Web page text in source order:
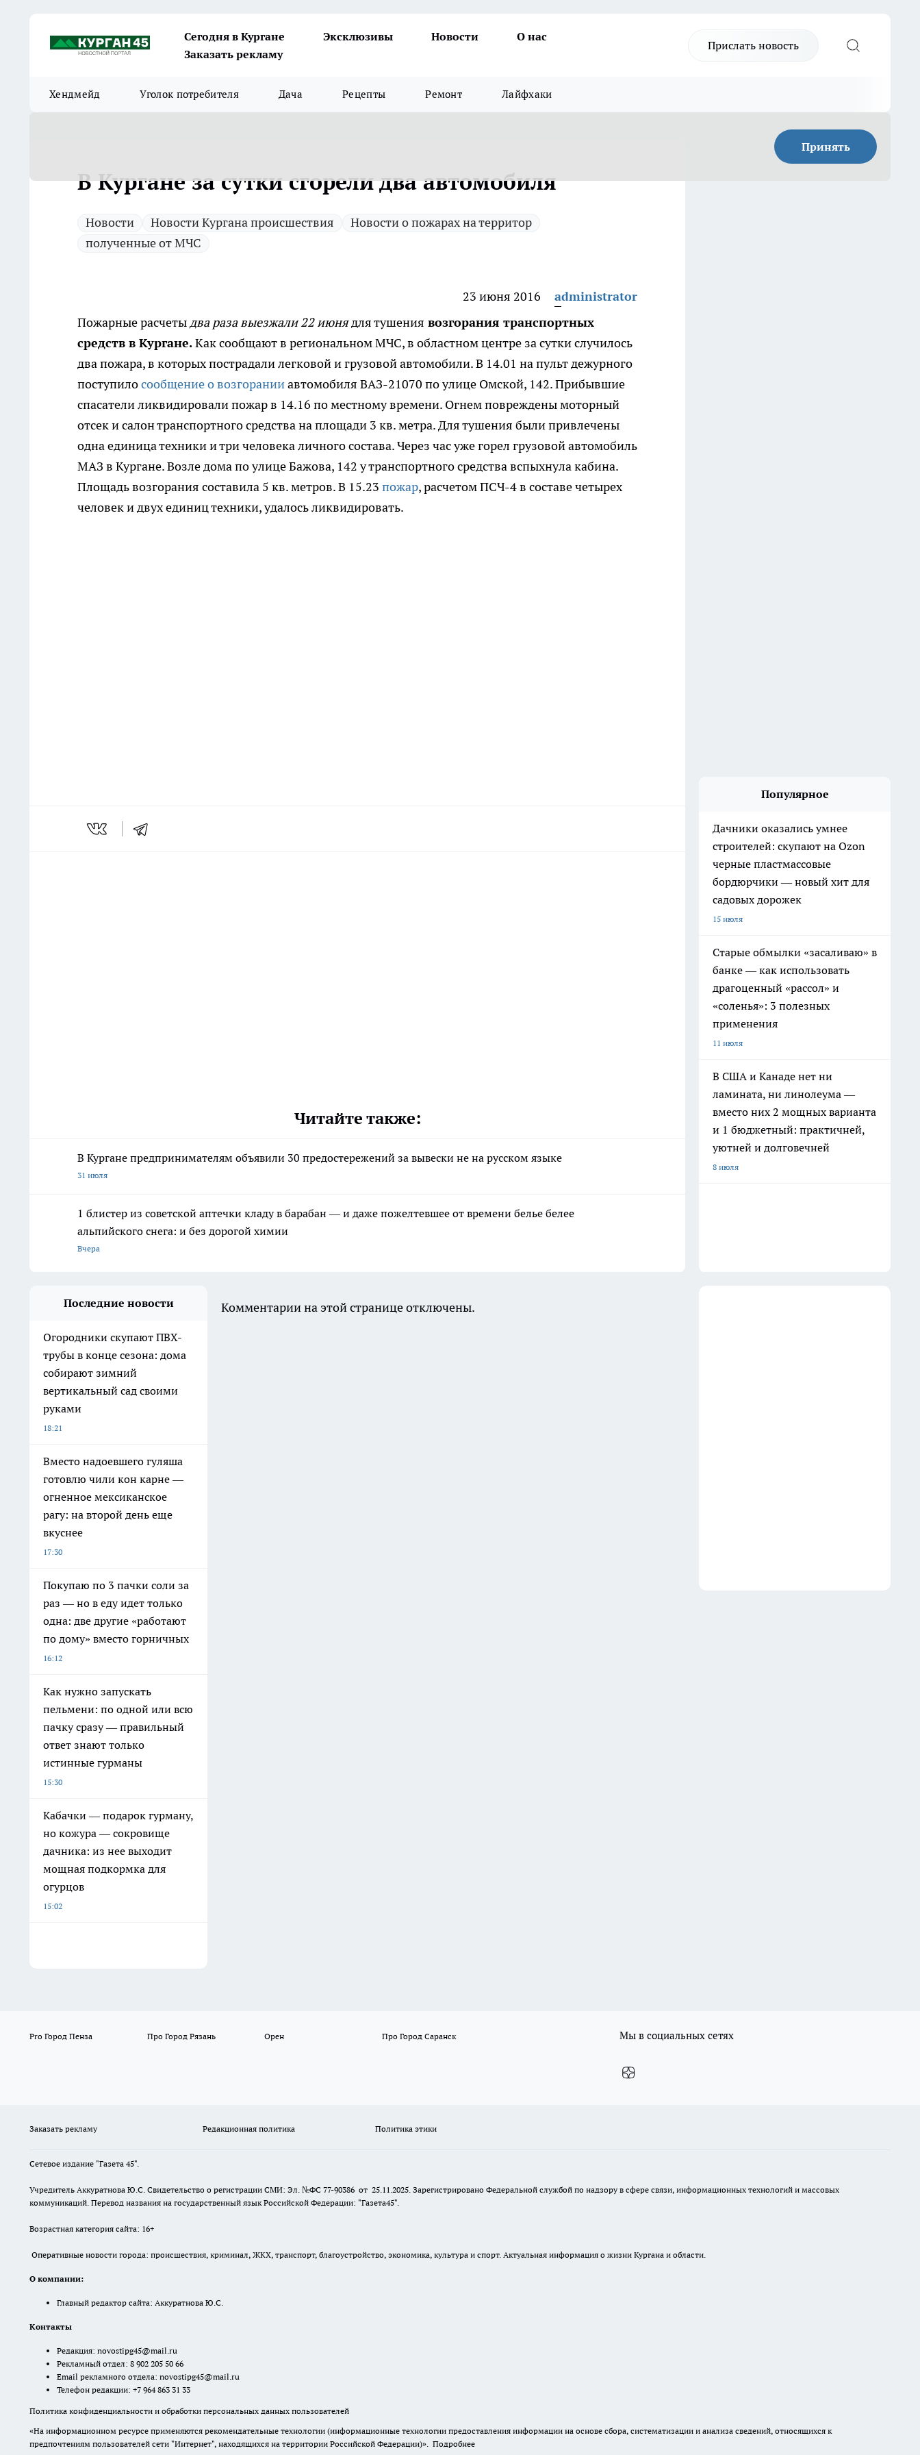
Сегодня в Кургане Эксклюзивы Новости
О нас
Заказать рекламу
Прислать новость
Хендмейд Уголок потребителя Дача Рецепты Ремонт Лайфхаки
Принять
В Кургане за сутки сгорели два автомобиля
Новости Новости Кургана происшествия
Новости о пожарах на территор
полученные от МЧС
23 июня 2016
administrator
Пожарные расчетыдва раза выезжали 22 июнядля тушения возгорания транспортных
средств в Кургане.Как сообщают в региональном МЧС, в областном центре за сутки случилось
два пожара, в которых пострадали легковой и грузовой автомобили. В 14.01 на пульт дежурного
поступилосообщение о возгоранииавтомобиля ВАЗ-21070 по улице Омской, 142. Прибывшие
спасатели ликвидировали пожар в 14.16 по местному времени. Огнем повреждены моторный
отсек и салон транспортного средства на площади 3 кв. метра. Для тушения были привлечены
одна единица техники и три человека личного состава. Через час уже горел грузовой автомобиль
МАЗ в Кургане. Возле дома по улице Бажова, 142 у транспортного средства вспыхнула кабина.
Площадь возгорания составила 5 кв. метров. В 15.23 пожар, расчетом ПСЧ-4 в составе четырех
человек и двух единиц техники, удалось ликвидировать.
Читайте также:
В Кургане предпринимателям объявили 30 предостережений за вывески не на русском языке
31 июля
1 блистер из советской аптечки кладу в барабан — и даже пожелтевшее от времени белье белее
альпийского снега: и без дорогой химии
Вчера
Популярное
Дачники оказались умнее
строителей: скупают на Ozon
черные пластмассовые
бордюрчики — новый хит для
садовых дорожек
15 июля
Старые обмылки «засаливаю» в
банке — как использовать
драгоценный «рассол» и
«соленья»: 3 полезных
применения
11 июля
В США и Канаде нет ни
ламината, ни линолеума —
вместо них 2 мощных варианта
и 1 бюджетный: практичней,
уютней и долговечней
8 июля
Последние новости
Огородники скупают ПВХ-
трубы в конце сезона: дома
собирают зимний
вертикальный сад своими
руками
18:21
Вместо надоевшего гуляша
готовлю чили кон карне —
огненное мексиканское
рагу: на второй день еще
вкуснее
17:30
Покупаю по 3 пачки соли за
раз — но в еду идет только
одна: две другие «работают
по дому» вместо горничных
16:12
Как нужно запускать
пельмени: по одной или всю
пачку сразу — правильный
ответ знают только
истинные гурманы
15:30
Кабачки — подарок гурману,
но кожура — сокровище
дачника: из нее выходит
мощная подкормка для
огурцов
15:02
Комментарии на этой странице отключены.
Pro Город Пенза Про Город Рязань Орен Про Город Саранск Мы в социальных сетях
Заказать рекламу Редакционная политика Политика этики
Сетевое издание "Газета 45".
Учредитель Аккуратнова Ю.С. Свидетельство о регистрации СМИ: Эл. №ФС 77-90386 от 25.11.2025. Зарегистрировано Федеральной службой по надзору в сфере связи, информационных технологий и массовых
коммуникаций. Перевод названия на государственный язык Российской Федерации: "Газета45".
Возрастная категория сайта: 16+
Оперативные новости города: происшествия, криминал, ЖКХ, транспорт, благоустройство, экономика, культура и спорт. Актуальная информация о жизни Кургана и области.
О компании:
Главный редактор сайта: Аккуратнова Ю.С.
Контакты
Редакция: novostipg45@mail.ru
Рекламный отдел: 8 902 205 50 66
Email рекламного отдела: novostipg45@mail.ru
Телефон редакции: +7 964 863 31 33
Политика конфиденциальности и обработки персональных данных пользователей
«На информационном ресурсе применяются рекомендательные технологии (информационные технологии предоставления информации на основе сбора, систематизации и анализа сведений, относящихся к
предпочтениям пользователей сети "Интернет", находящихся на территории Российской Федерации)». Подробнее